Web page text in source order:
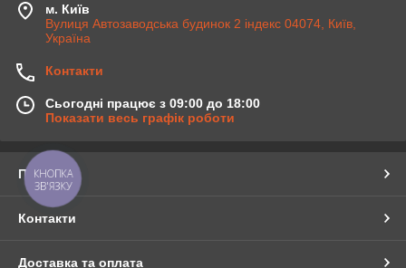
м. Київ
Вулиця Автозаводська будинок 2 індекс 04074, Київ,
Україна
Контакти
Сьогодні працює з 09:00 до 18:00
Показати весь графік роботи
Про нас
Контакти
Доставка та оплата
КНОПКА
ЗВ'ЯЗКУ